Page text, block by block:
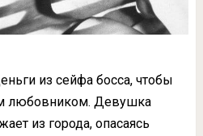
из сейфа босса, чтобы
любовником. Девушка
из города, опасаясь